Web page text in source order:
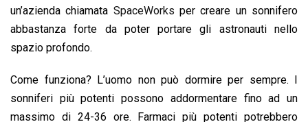
un’azienda chiamata SpaceWorks per creare un sonnifero
abbastanza forte da poter portare gli astronauti nello
spazio profondo.
Come funziona? L’uomo non può dormire per sempre. I
sonniferi più potenti possono addormentare fino ad un
massimo di 24-36 ore. Farmaci più potenti potrebbero